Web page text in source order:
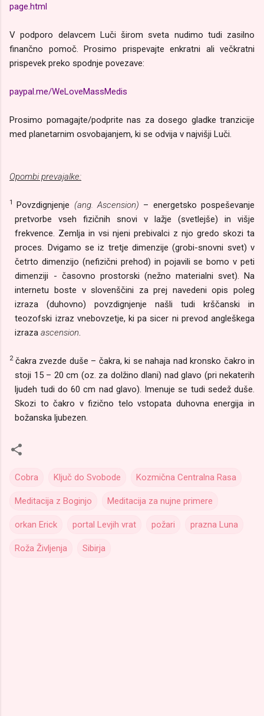
page.html
V podporo delavcem Luči širom sveta nudimo tudi zasilno
finančno pomoč. Prosimo prispevajte enkratni ali večkratni
prispevek preko spodnje povezave:
paypal.me/WeLoveMassMedis
Prosimo pomagajte/podprite nas za dosego gladke tranzicije
med planetarnim osvobajanjem, ki se odvija v najvišji Luči.
Opombi prevajalke:
1Povzdignjenje (ang. Ascension) – energetsko pospeševanje
pretvorbe vseh fizičnih snovi v lažje (svetlejše) in višje
frekvence. Zemlja in vsi njeni prebivalci z njo gredo skozi ta
proces. Dvigamo se iz tretje dimenzije (grobi-snovni svet) v
četrto dimenzijo (nefizični prehod) in pojavili se bomo v peti
dimenziji - časovno prostorski (nežno materialni svet). Na
internetu boste v slovenščini za prej navedeni opis poleg
izraza (duhovno) povzdignjenje našli tudi krščanski in
teozofski izraz vnebovzetje, ki pa sicer ni prevod angleškega
izrazaascension
2 čakra zvezde duše – čakra, ki se nahaja nad kronsko čakro in
stoji 15 – 20 cm (oz. za dolžino dlani) nad glavo (pri nekaterih
ljudeh tudi do 60 cm nad glavo). Imenuje se tudi sedež duše.
Skozi to čakro v fizično telo vstopata duhovna energija in
božanska ljubezen.
Cobra Ključ do Svobode Kozmična Centralna Rasa
Meditacija z Boginjo Meditacija za nujne primere
orkan Erick portal Levjih vrat požari prazna Luna
Roža Življenja Sibirja